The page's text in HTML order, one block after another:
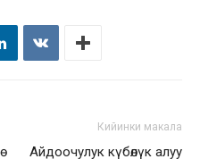
Кийинки макала
Айдоочулук күбөлүк алуу